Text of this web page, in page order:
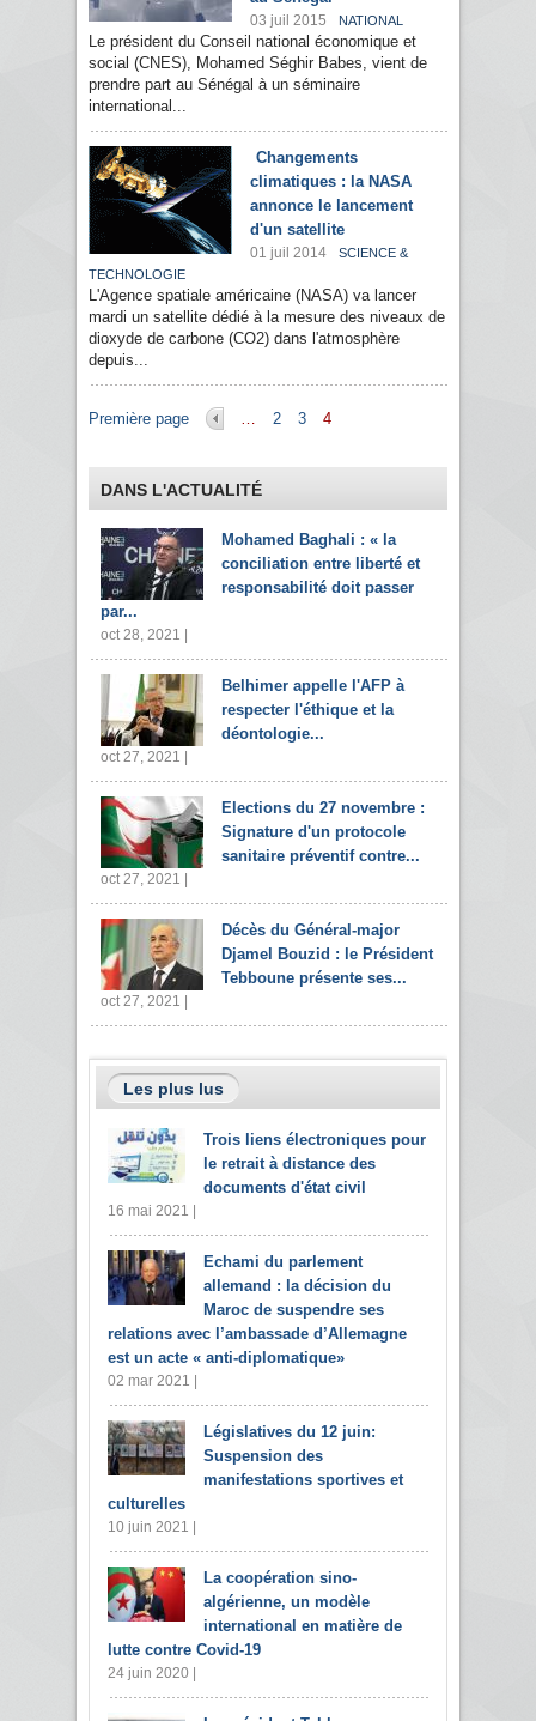
03 juil 2015 NATIONAL
Le président du Conseil national économique et
social (CNES), Mohamed Séghir Babes, vient de
prendre part au Sénégal à un séminaire
international...
Changements
climatiques : la NASA
annonce le lancement
d'un satellite
01 juil 2014
SCIENCE &
TECHNOLOGIE
L'Agence spatiale américaine (NASA) va lancer
mardi un satellite dédié à la mesure des niveaux de
dioxyde de carbone (CO2) dans l'atmosphère
depuis...
Pages
Première page … 2 3 4
DANS L'ACTUALITÉ
Mohamed Baghali : « la
conciliation entre liberté et
responsabilité doit passer
par...
oct 28, 2021 |
Belhimer appelle l'AFP à
respecter l'éthique et la
déontologie...
oct 27, 2021 |
Elections du 27 novembre :
Signature d'un protocole
sanitaire préventif contre...
oct 27, 2021 |
Décès du Général-major
Djamel Bouzid : le Président
Tebboune présente ses...
oct 27, 2021 |
Les plus lus
Trois liens électroniques pour
le retrait à distance des
documents d'état civil
16 mai 2021 |
Echami du parlement
allemand : la décision du
Maroc de suspendre ses
relations avec l’ambassade d’Allemagne
est un acte « anti-diplomatique»
02 mar 2021 |
Législatives du 12 juin:
Suspension des
manifestations sportives et
culturelles
10 juin 2021 |
La coopération sino-
algérienne, un modèle
international en matière de
lutte contre Covid-19
24 juin 2020 |